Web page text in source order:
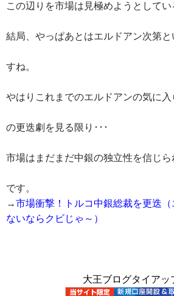
この辺りを市場は見極めようとしてい
結局、やっぱあとはエルドアン次第
すね。
やはりこれまでのエルドアンの気に入
の更迭劇を見る限り･･･
市場はまだまだ中銀の独立性を信じら
です。
→市場衝撃！トルコ中銀総裁を更迭
ないならクビじゃ～）
大王ブログタイアッ